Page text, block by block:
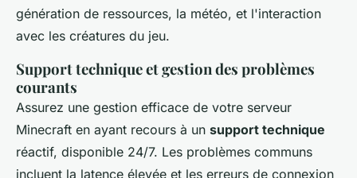
génération de ressources, la météo, et l'interaction
avec les créatures du jeu.
Support technique et gestion des problèmes
courants
Assurez une gestion efficace de votre serveur
Minecraft en ayant recours à un support technique
réactif, disponible 24/7. Les problèmes communs
incluent la latence élevée et les erreurs de connexion